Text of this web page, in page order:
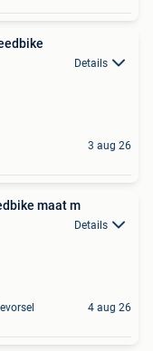
Details
3 aug 26
maat m
Details
4 aug 26